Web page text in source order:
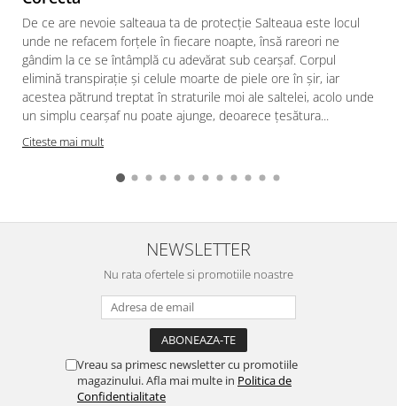
De ce are nevoie salteaua ta de protecție Salteaua este locul
unde ne refacem forțele în fiecare noapte, însă rareori ne
gândim la ce se întâmplă cu adevărat sub cearșaf. Corpul
elimină transpirație și celule moarte de piele ore în șir, iar
acestea pătrund treptat în straturile moi ale saltelei, acolo unde
un simplu cearșaf nu poate ajunge, deoarece țesătura...
Citeste mai mult
NEWSLETTER
Nu rata ofertele si promotiile noastre
Vreau sa primesc newsletter cu promotiile
magazinului. Afla mai multe in Politica de
Confidentialitate